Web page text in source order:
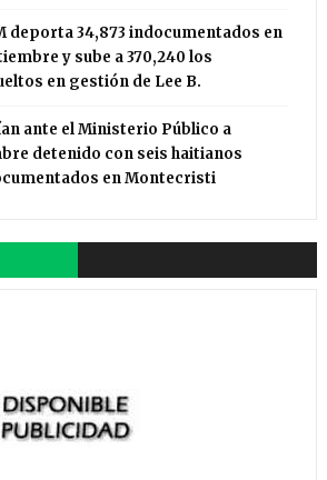
deporta 34,873 indocumentados en
y sube a 370,240 los
en gestión de Lee B.
ante el Ministerio Público a
detenido con seis haitianos
en Montecristi